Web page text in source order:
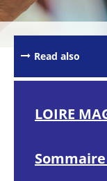
Read also
LOIRE
outils de
d'impression